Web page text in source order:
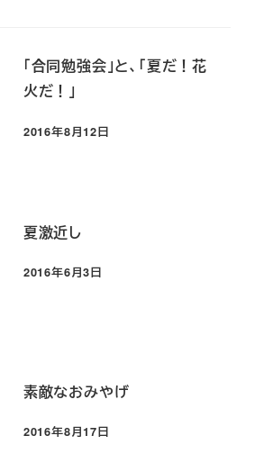
「合同勉強会」と、「夏だ！花
火だ！」
投稿日
2016年8月12日
夏激近し
投稿日
2016年6月3日
素敵なおみやげ
投稿日
2016年8月17日